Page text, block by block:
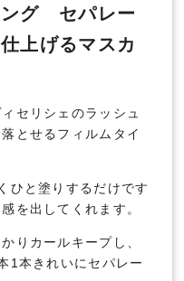
ング セパレー
上げるマスカ
セリシェのラッシュ
とせるフィルムタイ
ひと塗りするだけです
を出してくれます。
りカールキープし、
1本きれいにセパレー